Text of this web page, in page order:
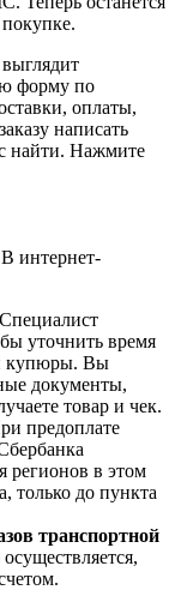
форму по
оплаты,
написать
найти. Нажмите
интернет-
уточнить время
купюры. Вы
документы,
товар и чек.
предоплате
регионов в этом
только до пункта
транспортной
осуществляется,